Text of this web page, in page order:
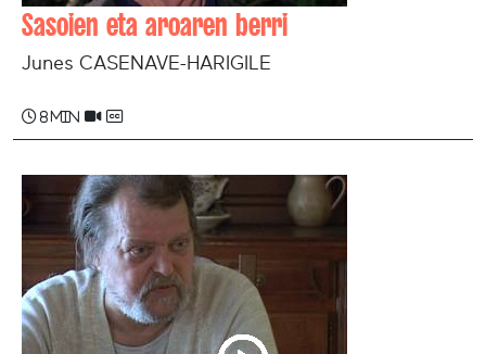
Sasoien eta aroaren berri
Junes CASENAVE-HARIGILE
8 min